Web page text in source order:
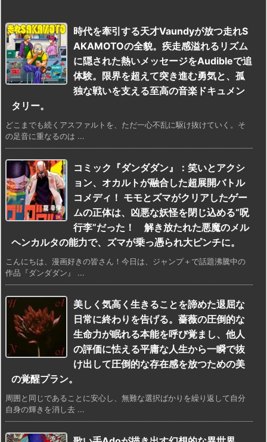
時代を牽引する天才Vaundyが放つ走れS
AKAMOTOの全貌。疾走感溢れるリズム
に隠された熱いメッセージをAudibleで追
体験。限界を超えて突き進む勇気と、孤
独な戦いを支える至高の音楽ドキュメン
タリー。
どこまでも続くアスファルトを、ただ一心不乱に駆け抜けていく。そ
の足音に重なるのは ...
コミック『ダンダダン』：笑いとアクシ
ョン、オカルトが融合した超展開バトル
コメディ！ モモとズマがクリアしたゲー
ムの正体は、凶悪な妖怪を閉じ込める“呪
行李”だった！ 解き放たれた悪魔のメル
ヘンカルタの能力で、ズマが乗っ憑られ大ピンチに。
こんにちは、漫画好きの皆さん！今日は、ジャンプ＋で話題沸騰中の
作品『ダンダダン』 ...
美しく気高く生きることを諦めた退屈な
日常に終わりを告げる。薔薇の圧倒的な
生命力が眠れる本能を呼び覚まし、他人
の評価に怯える平庸な人生から一瞬で抜
け出して圧倒的な存在感を放つための美
の覚醒プラン。
周囲と同じであることに安心し、無難な選択ばかりを繰り返して自分
自身の輝きを消し去 ...